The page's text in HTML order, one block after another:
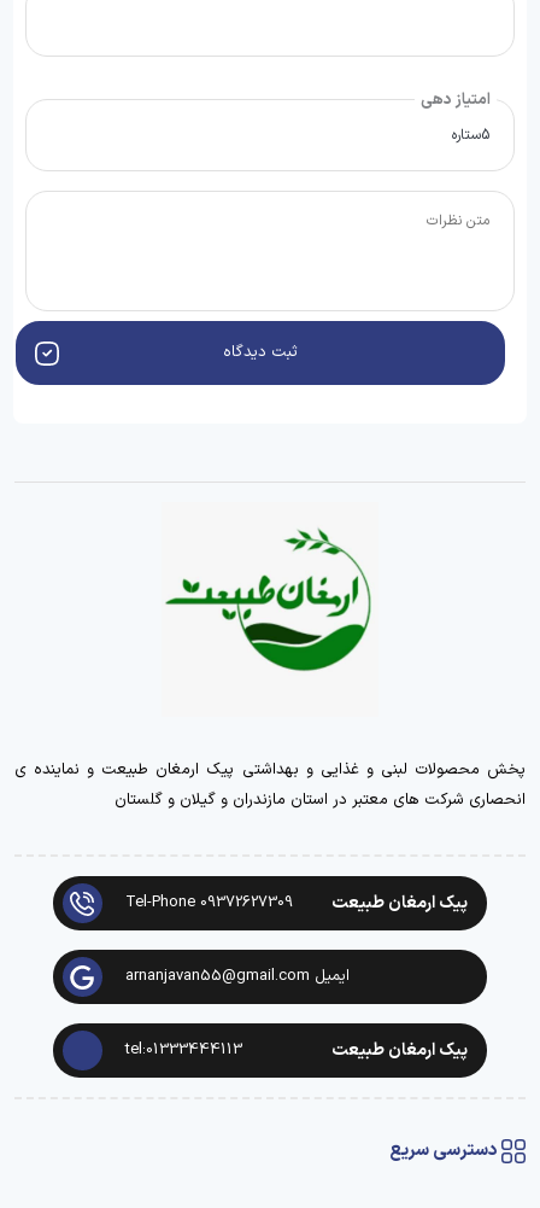
امتیاز دهی
ثبت دیدگاه
پخش محصولات لبنی و غذایی و بهداشتی پیک ارمغان طبیعت و نماینده ی
انحصاری شرکت های معتبر در استان مازندران و گیلان و گلستان
پیک ارمغان طبیعت Tel-Phone 09372627309
ایمیل arnanjavan55@gmail.com
پیک ارمغان طبیعت tel:01333444113
دسترسی سریع